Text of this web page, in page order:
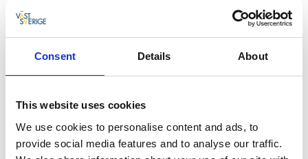
Consent Details About
This website uses cookies
We use cookies to personalise content and ads, to
provide social media features and to analyse our traffic.